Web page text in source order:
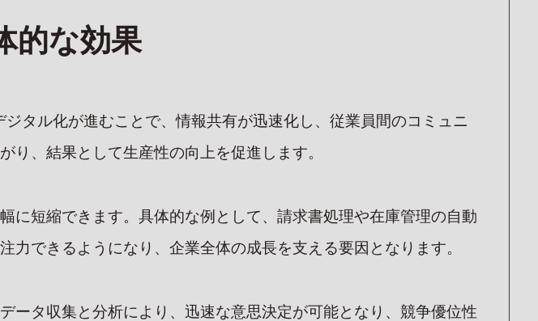
的な効果
タル化が進むことで、情報共有が迅速化し、従業員間のコミュニ
、結果として生産性の向上を促進します。
に短縮できます。具体的な例として、請求書処理や在庫管理の自動
できるようになり、企業全体の成長を支える要因となります。
ータ収集と分析により、迅速な意思決定が可能となり、競争優位性